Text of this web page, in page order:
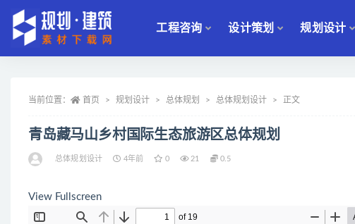
工程咨询 设计策划 规划设计
当前位置： 首页 规划设计 总体规划 总体规划设计 正文
青岛藏马山乡村国际生态旅游区总体规划
总体规划设计 4年前 0 21 0.5
View Fullscreen